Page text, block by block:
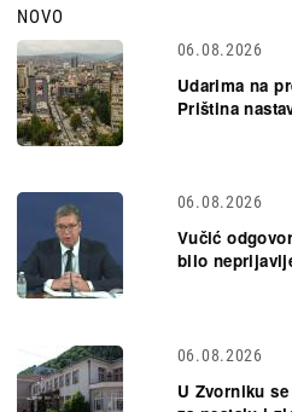
NOVO
06.08.2026
Udarima na
Priština
06.08.2026
Vučić
bilo
06.08.2026
U Zvorniku